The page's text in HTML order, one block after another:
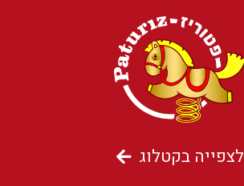
לצפייה בקטלוג